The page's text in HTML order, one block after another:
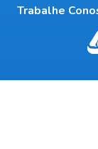
Trabalhe